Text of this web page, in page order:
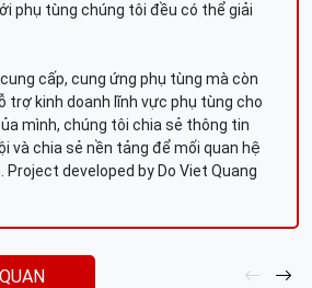
phụ tùng chúng tôi đều có thể giải
cung cấp, cung ứng phụ tùng mà còn
trợ kinh doanh lĩnh vực phụ tùng cho
mình, chúng tôi chia sẻ thông tin
và chia sẻ nền tảng để mối quan hệ
developed by Do Viet Quang